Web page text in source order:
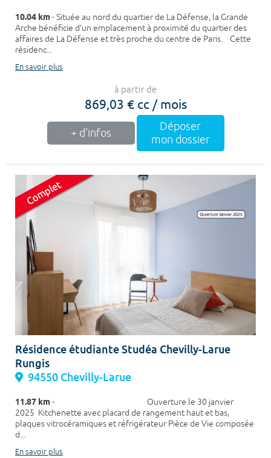
10.04 km- Située au nord du quartier de La Défense, la Grande
Arche bénéficie d’un emplacement à proximité du quartier des
affaires de La Défense et très proche du centre de Paris. Cette
résidenc...
En savoir plus
à partir de
869,03 € cc / mois
+ d'infos
Déposer
mon dossier
Résidence étudiante Studéa Chevilly-Larue
Rungis
94550 Chevilly-Larue
11.87 km- Ouverture le 30 janvier
2025 Kitchenette avec placard de rangement haut et bas,
plaques vitrocéramiques et réfrigérateur Pièce de Vie composée
d...
En savoir plus